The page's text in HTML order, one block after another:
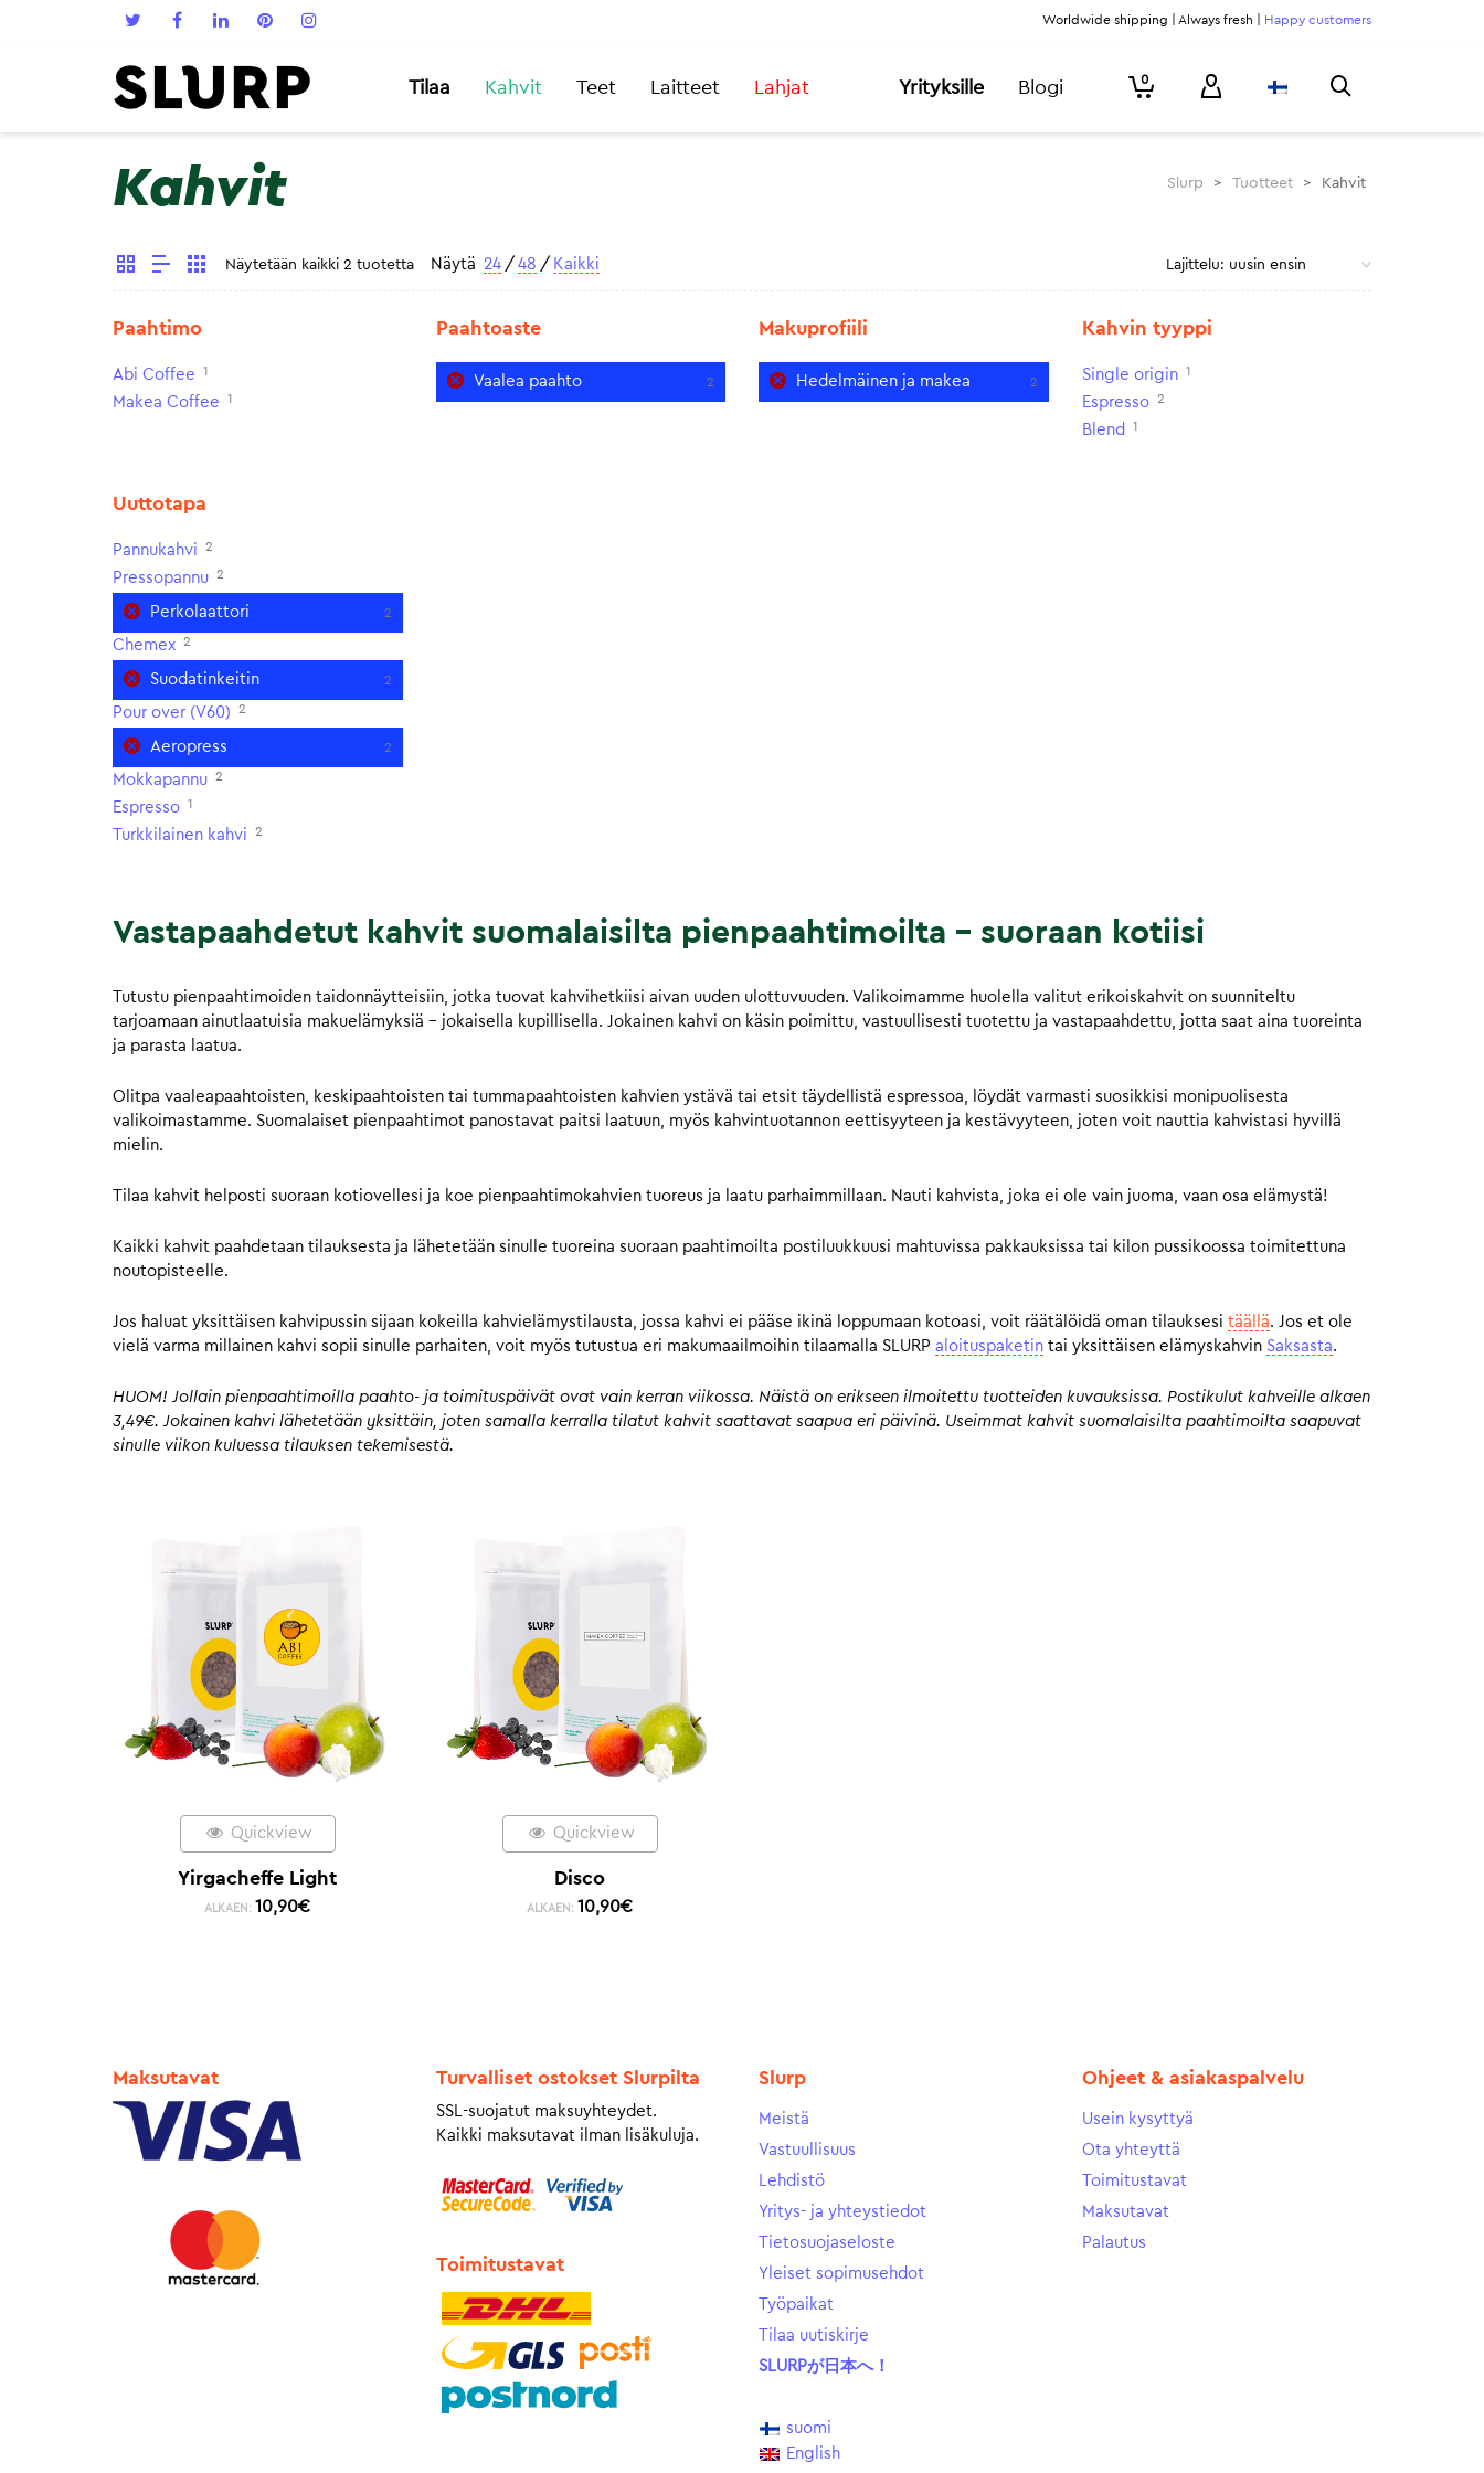
Worldwide shipping | Always fresh | Happy customers
Tilaa Kahvit Teet Laitteet Lahjat Yrityksille Blogi 0
Kahvit Slurp > Tuotteet > Kahvit
Näytetään kaikki 2 tuotetta Näytä 24 / 48 / Kaikki
Paahtimo
Abi Coffee 1
Makea Coffee 1
Paahtoaste
Vaalea paahto 2
Makuprofiili
Hedelmäinen ja makea 2
Kahvin tyyppi
Single origin 1
Espresso 2
Blend 1
Uuttotapa
Pannukahvi 2
Pressopannu 2
Perkolaattori 2
Chemex 2
Suodatinkeitin 2
Pour over (V60) 2
Aeropress 2
Mokkapannu 2
Espresso 1
Turkkilainen kahvi 2
Vastapaahdetut kahvit suomalaisilta pienpaahtimoilta – suoraan kotiisi
Tutustu pienpaahtimoiden taidonnäytteisiin, jotka tuovat kahvihetkiisi aivan uuden ulottuvuuden. Valikoimamme huolella valitut erikoiskahvit on suunniteltu
tarjoamaan ainutlaatuisia makuelämyksiä – jokaisella kupillisella. Jokainen kahvi on käsin poimittu, vastuullisesti tuotettu ja vastapaahdettu, jotta saat aina tuoreinta
ja parasta laatua.
Olitpa vaaleapaahtoisten, keskipaahtoisten tai tummapaahtoisten kahvien ystävä tai etsit täydellistä espressoa, löydät varmasti suosikkisi monipuolisesta
valikoimastamme. Suomalaiset pienpaahtimot panostavat paitsi laatuun, myös kahvintuotannon eettisyyteen ja kestävyyteen, joten voit nauttia kahvistasi hyvillä
mielin.
Tilaa kahvit helposti suoraan kotiovellesi ja koe pienpaahtimokahvien tuoreus ja laatu parhaimmillaan. Nauti kahvista, joka ei ole vain juoma, vaan osa elämystä!
Kaikki kahvit paahdetaan tilauksesta ja lähetetään sinulle tuoreina suoraan paahtimoilta postiluukkuusi mahtuvissa pakkauksissa tai kilon pussikoossa toimitettuna
noutopisteelle.
Jos haluat yksittäisen kahvipussin sijaan kokeilla kahvielämystilausta, jossa kahvi ei pääse ikinä loppumaan kotoasi, voit räätälöidä oman tilauksesi täällä. Jos et ole
vielä varma millainen kahvi sopii sinulle parhaiten, voit myös tutustua eri makumaailmoihin tilaamalla SLURP aloituspaketin tai yksittäisen elämyskahvin Saksasta.
HUOM! Jollain pienpaahtimoilla paahto- ja toimituspäivät ovat vain kerran viikossa. Näistä on erikseen ilmoitettu tuotteiden kuvauksissa. Postikulut kahveille alkaen
3,49€. Jokainen kahvi lähetetään yksittäin, joten samalla kerralla tilatut kahvit saattavat saapua eri päivinä. Useimmat kahvit suomalaisilta paahtimoilta saapuvat
sinulle viikon kuluessa tilauksen tekemisestä.
Quickview
Yirgacheffe Light
ALKAEN: 10,90€
Quickview
Disco
ALKAEN: 10,90€
Maksutavat Turvalliset ostokset Slurpilta
SSL-suojatut maksuyhteydet.
Kaikki maksutavat ilman lisäkuluja.
Toimitustavat
Slurp
Meistä
Vastuullisuus
Lehdistö
Yritys- ja yhteystiedot
Tietosuojaseloste
Yleiset sopimusehdot
Työpaikat
Tilaa uutiskirje
SLURPが日本へ！
suomi
English
Ohjeet & asiakaspalvelu
Usein kysyttyä
Ota yhteyttä
Toimitustavat
Maksutavat
Palautus